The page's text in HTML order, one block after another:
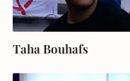
Taha Bouhafs